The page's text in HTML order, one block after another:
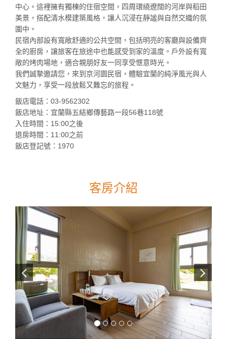
中心。這裡擁有獨棟的住宿空間，四周環繞遼闊的河岸與稻田
美景，搭配清水模建築風格，讓人沉浸在靜謐與自然交織的氛
圍中。
民宿內部設有寬敞舒適的公共空間，包括明亮的客廳與設備齊
全的廚房，讓旅客在旅途中也能感受到家的溫度。戶外設有寬
敞的烤肉場地，適合親朋好友一同享受愜意時光。
我們誠摯邀請您，來到京河園民宿，體驗宜蘭的純淨風光與人
文魅力，享受一段放鬆又難忘的旅程。
飯店電話：03-9562302
飯店地址：宜蘭縣五結鄉傳藝路一段56巷118號
入住時間：15:00之後
退房時間：11:00之前
飯店登記號：1970
客房介紹